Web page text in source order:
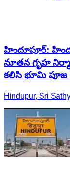
హిందూపూర్‌:
నూతన గృహ
కలిసి భూమి పూజ
Hindupur, Sri